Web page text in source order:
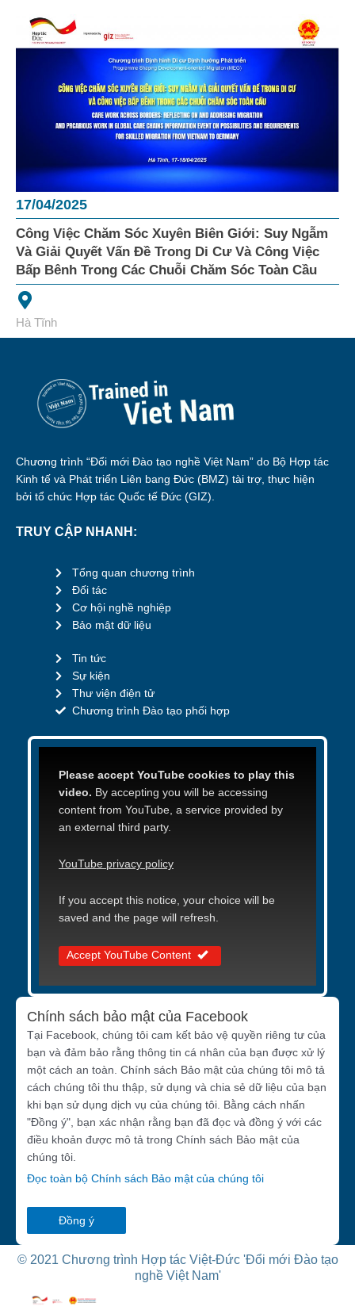
17/04/2025
Công Việc Chăm Sóc Xuyên Biên Giới: Suy Ngẫm
Và Giải Quyết Vấn Đề Trong Di Cư Và Công Việc
Bấp Bênh Trong Các Chuỗi Chăm Sóc Toàn Cầu
Hà Tĩnh
Chương trình “Đổi mới Đào tạo nghề Việt Nam” do Bộ Hợp tác
Kinh tế và Phát triển Liên bang Đức (BMZ) tài trợ, thực hiện
bởi tổ chức Hợp tác Quốc tế Đức (GIZ).
TRUY CẬP NHANH:
Tổng quan chương trình
Đối tác
Cơ hội nghề nghiệp
Bảo mật dữ liệu
Tin tức
Sự kiện
Thư viện điện tử
Chương trình Đào tạo phối hợp
Please accept YouTube cookies to play this
video. By accepting you will be accessing
content from YouTube, a service provided by
an external third party.
YouTube privacy policy
If you accept this notice, your choice will be
saved and the page will refresh.
Accept YouTube Content
Chính sách bảo mật của Facebook
Tại Facebook, chúng tôi cam kết bảo vệ quyền riêng tư của
bạn và đảm bảo rằng thông tin cá nhân của bạn được xử lý
một cách an toàn. Chính sách Bảo mật của chúng tôi mô tả
cách chúng tôi thu thập, sử dụng và chia sẻ dữ liệu của bạn
khi bạn sử dụng dịch vụ của chúng tôi. Bằng cách nhấn
"Đồng ý", bạn xác nhận rằng bạn đã đọc và đồng ý với các
điều khoản được mô tả trong Chính sách Bảo mật của
chúng tôi.
Đọc toàn bộ Chính sách Bảo mật của chúng tôi
Đồng ý
© 2021 Chương trình Hợp tác Việt-Đức 'Đổi mới Đào tạo
nghề Việt Nam'